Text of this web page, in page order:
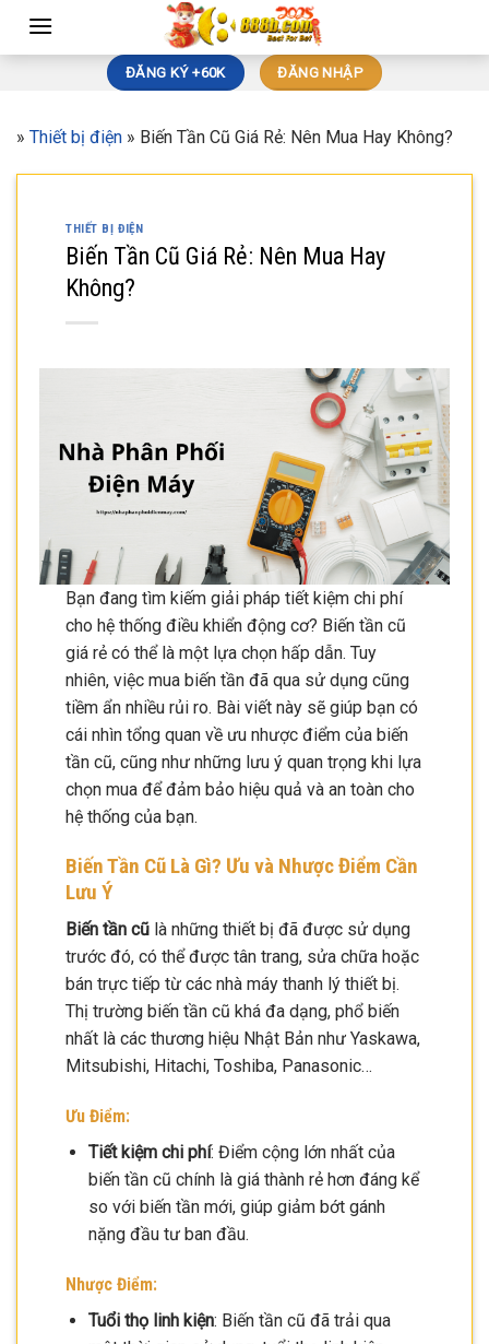
ĐĂNG KÝ +60K ĐĂNG NHẬP
» Thiết bị điện » Biến Tần Cũ Giá Rẻ: Nên Mua Hay Không?
THIẾT BỊ ĐIỆN
Biến Tần Cũ Giá Rẻ: Nên Mua Hay
Không?
Bạn đang tìm kiếm giải pháp tiết kiệm chi phí
cho hệ thống điều khiển động cơ? Biến tần cũ
giá rẻ có thể là một lựa chọn hấp dẫn. Tuy
nhiên, việc mua biến tần đã qua sử dụng cũng
tiềm ẩn nhiều rủi ro. Bài viết này sẽ giúp bạn có
cái nhìn tổng quan về ưu nhược điểm của biến
tần cũ, cũng như những lưu ý quan trọng khi lựa
chọn mua để đảm bảo hiệu quả và an toàn cho
hệ thống của bạn.
Biến Tần Cũ Là Gì? Ưu và Nhược Điểm Cần
Lưu Ý
Biến tần cũ là những thiết bị đã được sử dụng
trước đó, có thể được tân trang, sửa chữa hoặc
bán trực tiếp từ các nhà máy thanh lý thiết bị.
Thị trường biến tần cũ khá đa dạng, phổ biến
nhất là các thương hiệu Nhật Bản như Yaskawa,
Mitsubishi, Hitachi, Toshiba, Panasonic…
Ưu Điểm:
Tiết kiệm chi phí: Điểm cộng lớn nhất của
biến tần cũ chính là giá thành rẻ hơn đáng kể
so với biến tần mới, giúp giảm bớt gánh
nặng đầu tư ban đầu.
Nhược Điểm:
Tuổi thọ linh kiện: Biến tần cũ đã trải qua